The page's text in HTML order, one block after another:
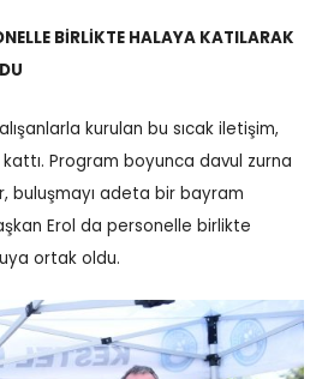
BİRLİKTE HALAYA KATILARAK
kurulan bu sıcak iletişim,
Program boyunca davul zurna
buluşmayı adeta bir bayram
Erol da personelle birlikte
ortak oldu.